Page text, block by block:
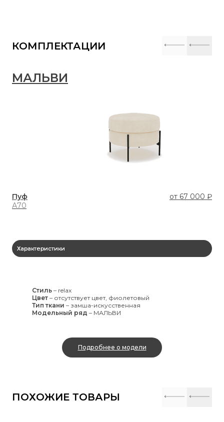
КОМПЛЕКТАЦИИ
МАЛЬВИ
Пуф от 67 000 ₽
А70
Характеристики
Стиль – relax
Цвет – отсутствует цвет, фиолетовый
Тип ткани – замша-искусственная
Модельный ряд – МАЛЬВИ
Подробнее о модели
ПОХОЖИЕ ТОВАРЫ